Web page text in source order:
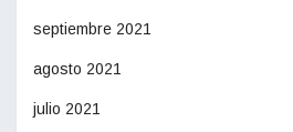
septiembre 2021
agosto 2021
julio 2021